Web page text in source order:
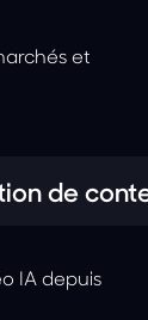
et
de
IA depuis